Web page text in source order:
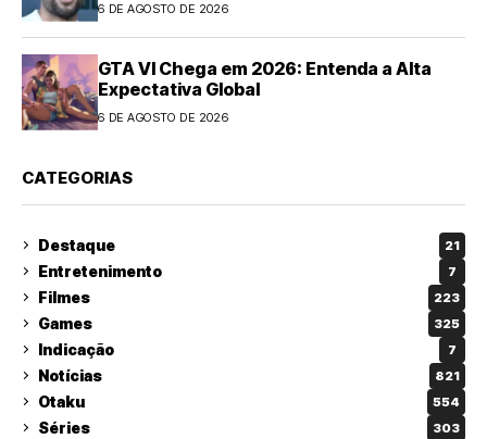
6 DE AGOSTO DE 2026
GTA VI Chega em 2026: Entenda a Alta
Expectativa Global
6 DE AGOSTO DE 2026
CATEGORIAS
Destaque 21
Entretenimento 7
Filmes 223
Games 325
Indicação 7
Notícias 821
Otaku 554
Séries 303